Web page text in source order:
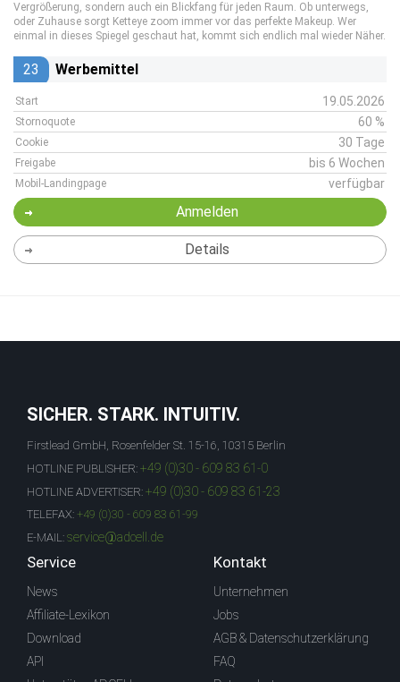
Vergrößerung, sondern auch ein Blickfang für jeden Raum. Ob unterwegs,
oder Zuhause sorgt Ketteye zoom immer vor das perfekte Makeup. Wer
einmal in dieses Spiegel geschaut hat, kommt sich endlich mal wieder Näher.
23 Werbemittel
Start 19.05.2026
Stornoquote 60 %
Cookie 30 Tage
Freigabe bis 6 Wochen
Mobil-Landingpage verfügbar
Anmelden
Details
SICHER. STARK. INTUITIV.
Firstlead GmbH, Rosenfelder St. 15-16, 10315 Berlin
HOTLINE PUBLISHER: +49 (0)30 - 609 83 61-0
HOTLINE ADVERTISER: +49 (0)30 - 609 83 61-23
TELEFAX: +49 (0)30 - 609 83 61-99
E-MAIL: service@adcell.de
Service
News
Affiliate-Lexikon
Download
API
Kontakt
Unternehmen
Jobs
AGB & Datenschutzerklärung
FAQ